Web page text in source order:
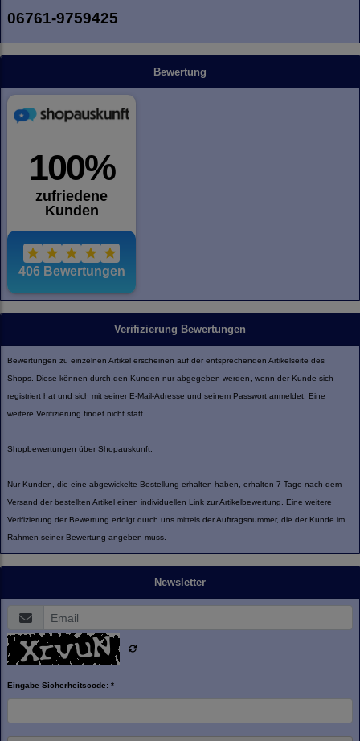
06761-9759425
Bewertung
Verifizierung Bewertungen
Bewertungen zu einzelnen Artikel erscheinen auf der entsprechenden Artikelseite des
Shops. Diese können durch den Kunden nur abgegeben werden, wenn der Kunde sich
registriert hat und sich mit seiner E-Mail-Adresse und seinem Passwort anmeldet. Eine
weitere Verifizierung findet nicht statt.
Shopbewertungen über Shopauskunft:
Nur Kunden, die eine abgewickelte Bestellung erhalten haben, erhalten 7 Tage nach dem
Versand der bestellten Artikel einen individuellen Link zur Artikelbewertung. Eine weitere
Verifizierung der Bewertung erfolgt durch uns mittels der Auftragsnummer, die der Kunde im
Rahmen seiner Bewertung angeben muss.
Newsletter
Eingabe Sicherheitscode: *